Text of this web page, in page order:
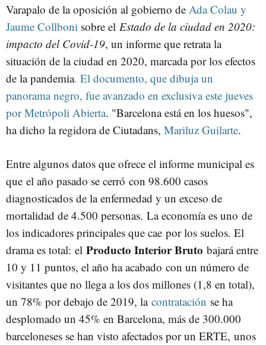
AYUNTAMIENTO DE BARCELONA JXCAT JAUME COLLBONI VALENTS
Varapalo de la oposición al gobierno de Ada Colau y
Jaume Collboni sobre el Estado de la ciudad en 2020:
impacto del Covid-19, un informe que retrata la
situación de la ciudad en 2020, marcada por los efectos
de la pandemia. El documento, que dibuja un
panorama negro, fue avanzado en exclusiva este jueves
por Metrópoli Abierta. "Barcelona está en los huesos",
ha dicho la regidora de Ciutadans, Mariluz Guilarte.
Entre algunos datos que ofrece el informe municipal es
que el año pasado se cerró con 98.600 casos
diagnosticados de la enfermedad y un exceso de
mortalidad de 4.500 personas. La economía es uno de
los indicadores principales que cae por los suelos. El
drama es total: el Producto Interior Bruto bajará entre
10 y 11 puntos, el año ha acabado con un número de
visitantes que no llega a los dos millones (1,8 en total),
un 78% por debajo de 2019, la contratación se ha
desplomado un 45% en Barcelona, más de 300.000
barceloneses se han visto afectados por un ERTE, unos